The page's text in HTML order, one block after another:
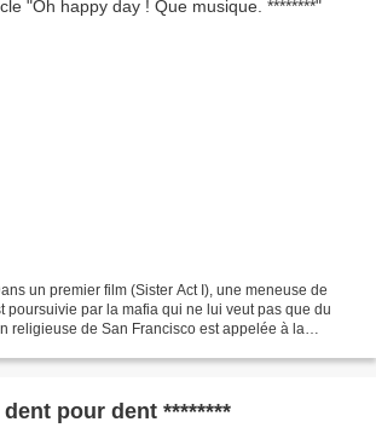
un premier film (Sister Act I), une meneuse de
poursuivie par la mafia qui ne lui veut pas que du
religieuse de San Francisco est appelée à la
pour dent ********